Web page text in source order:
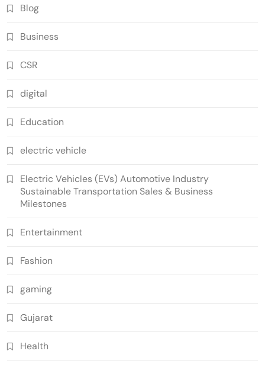
Blog
Business
CSR
digital
Education
electric vehicle
Electric Vehicles (EVs) Automotive Industry
Sustainable Transportation Sales & Business
Milestones
Entertainment
Fashion
gaming
Gujarat
Health